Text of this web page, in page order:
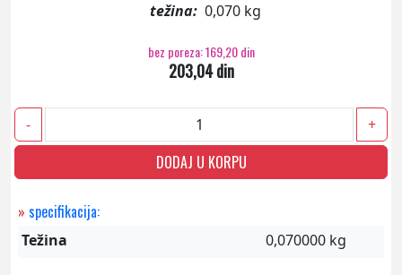
težina: 0,070 kg
bez poreza: 169,20 din
203,04 din
- +
DODAJ U KORPU
» specifikacija:
Težina 0,070000 kg